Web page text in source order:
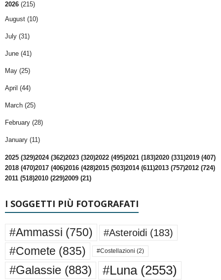
2026 (215)
August (10)
July (31)
June (41)
May (25)
April (44)
March (25)
February (28)
January (11)
2025 (329)2024 (362)2023 (320)2022 (495)2021 (183)2020 (331)2019 (407)
2018 (470)2017 (406)2016 (428)2015 (503)2014 (611)2013 (757)2012 (724)
2011 (518)2010 (229)2009 (21)
I SOGGETTI PIÙ FOTOGRAFATI
#Ammassi (750) #Asteroidi (183)
#Comete (835) #Costellazioni (2)
#Galassie (883) #Luna(2553)